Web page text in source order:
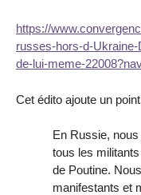
https://
russes-hors-d-
de-lui-meme-
Cet édito ajoute un
En Russie,
tous les
de Poutine.
manifestants et